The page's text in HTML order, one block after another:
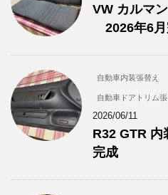
VW カルマ
2026年6月
自動車内装張替え
自動車ドアトリム張
2026/06/11
R32 GTR
完成